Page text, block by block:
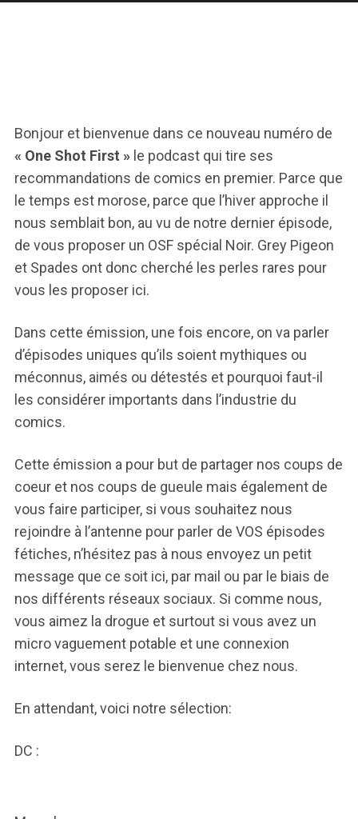
Bonjour et bienvenue dans ce nouveau numéro de
« One Shot First »le podcast qui tire ses
recommandations de comics en premier. Parce que
le temps est morose, parce que l’hiver approche il
nous semblait bon, au vu de notre dernier épisode,
de vous proposer un OSF spécial Noir. Grey Pigeon
et Spades ont donc cherché les perles rares pour
vous les proposer ici.
Dans cette émission, une fois encore, on va parler
d’épisodes uniques qu’ils soient mythiques ou
méconnus, aimés ou détestés et pourquoi faut-il
les considérer importants dans l’industrie du
comics.
Cette émission a pour but de partager nos coups de
coeur et nos coups de gueule mais également de
vous faire participer, si vous souhaitez nous
rejoindre à l’antenne pour parler de VOS épisodes
fétiches, n’hésitez pas à nous envoyez un petit
message que ce soit ici, par mail ou par le biais de
nos différents réseaux sociaux. Si comme nous,
vous aimez la drogue et surtout si vous avez un
micro vaguement potable et une connexion
internet, vous serez le bienvenue chez nous.
En attendant, voici notre sélection:
DC :